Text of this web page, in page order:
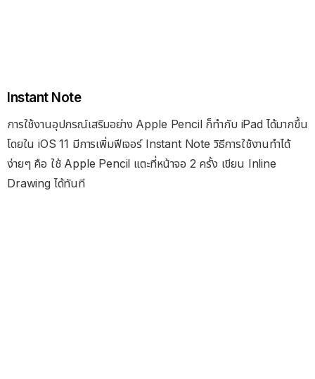
Instant Note
การใช้งานอุปกรณ์เสริมอย่าง Apple Pencil ก็ทำกับ iPad ได้มากขึ้น
โดยใน iOS 11 มีการเพิ่มฟีเจอร์ Instant Note วิธีการใช้งานทำได้
ง่ายๆ คือ ใช้ Apple Pencil แตะที่หน้าจอ 2 ครั้ง เขียน Inline
Drawing ได้ทันที